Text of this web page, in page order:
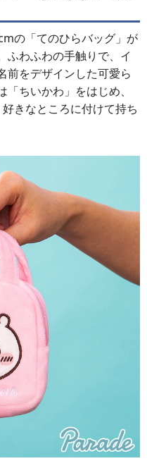
の「てのひらバッグ」が
ふわふわの手触りで、イ
前をデザインした可愛ら
ちいかわ」をはじめ、
きなところに付けて持ち